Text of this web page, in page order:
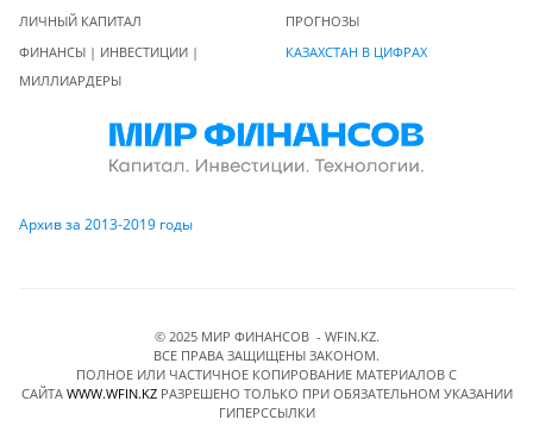
ЛИЧНЫЙ КАПИТАЛ
ФИНАНСЫ | ИНВЕСТИЦИИ |
МИЛЛИАРДЕРЫ
ПРОГНОЗЫ
КАЗАХСТАН В ЦИФРАХ
Архив за 2013-2019 годы
© 2025 МИР ФИНАНСОВ - WFIN.KZ.
ВСЕ ПРАВА ЗАЩИЩЕНЫ ЗАКОНОМ.
ПОЛНОЕ ИЛИ ЧАСТИЧНОЕ КОПИРОВАНИЕ МАТЕРИАЛОВ C
САЙТА WWW.WFIN.KZРАЗРЕШЕНО ТОЛЬКО ПРИ ОБЯЗАТЕЛЬНОМ УКАЗАНИИ
ГИПЕРССЫЛКИ